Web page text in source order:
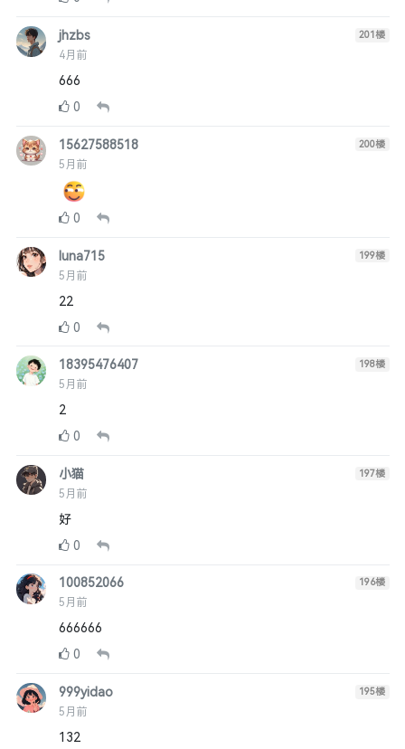
jhzbs
4月前
201楼
666
0
15627588518
5月前
200楼
0
luna715
5月前
199楼
22
0
18395476407
5月前
198楼
2
0
小猫
5月前
197楼
好
0
100852066
5月前
196楼
666666
0
999yidao
5月前
195楼
132